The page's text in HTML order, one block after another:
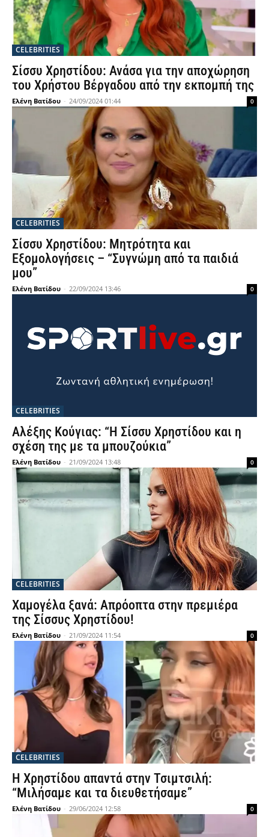
CELEBRITIES
Σίσσυ Χρηστίδου: Ανάσα για την αποχώρηση
του Χρήστου Βέργαδου από την εκπομπή της
Ελένη Βατίδου - 24/09/2024 01:44 0
CELEBRITIES
Σίσσυ Χρηστίδου: Μητρότητα και
Εξομολογήσεις – “Συγνώμη από τα παιδιά
μου”
Ελένη Βατίδου - 22/09/2024 13:46 0
CELEBRITIES
Αλέξης Κούγιας: “Η Σίσσυ Χρηστίδου και η
σχέση της με τα μπουζούκια”
Ελένη Βατίδου - 21/09/2024 13:48 0
CELEBRITIES
Χαμογέλα ξανά: Απρόοπτα στην πρεμιέρα
της Σίσσυς Χρηστίδου!
Ελένη Βατίδου - 21/09/2024 11:54 0
CELEBRITIES
Η Χρηστίδου απαντά στην Τσιμτσιλή:
“Μιλήσαμε και τα διευθετήσαμε”
Ελένη Βατίδου - 29/06/2024 12:58 0